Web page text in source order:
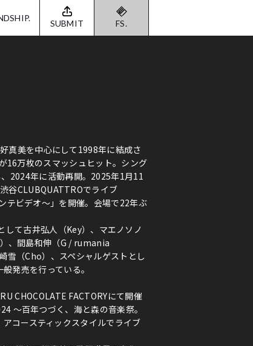
SUBMIT FS.
美を中心にして1998年に結成さ
枚のスマッシュヒット。シング
2024年に活動再開。2025年1月11
谷CLUBQUATTROでライブ
ビデオ～」を開催。会場で22年ぶ
して古井弘人（Key）、マエノソノ
、間島和伸（G / rumania
（Cho）、スペシャルゲストとし
発売を行っている。
CHOCOLATE FACTORYにて開催
～百年つづく、海と森の音楽祭。
コースティックスタイルでライブ